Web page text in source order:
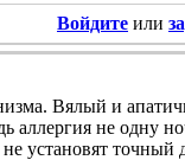
Войдите или
Вялый и
аллергия не одну
установят точный